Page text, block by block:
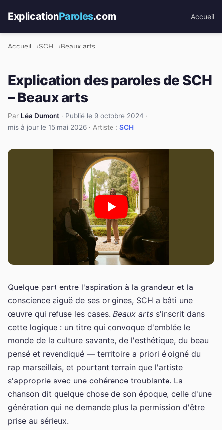
ExplicationParoles.com Accueil
Accueil SCH Beaux arts
Explication des paroles de SCH
– Beaux arts
Par Léa Dumont · Publié le 9 octobre 2024 ·
mis à jour le 15 mai 2026 · Artiste : SCH
Quelque part entre l'aspiration à la grandeur et la
conscience aiguë de ses origines, SCH a bâti une
œuvre qui refuse les cases. Beaux arts s'inscrit dans
cette logique : un titre qui convoque d'emblée le
monde de la culture savante, de l'esthétique, du beau
pensé et revendiqué — territoire a priori éloigné du
rap marseillais, et pourtant terrain que l'artiste
s'approprie avec une cohérence troublante. La
chanson dit quelque chose de son époque, celle d'une
génération qui ne demande plus la permission d'être
prise au sérieux.